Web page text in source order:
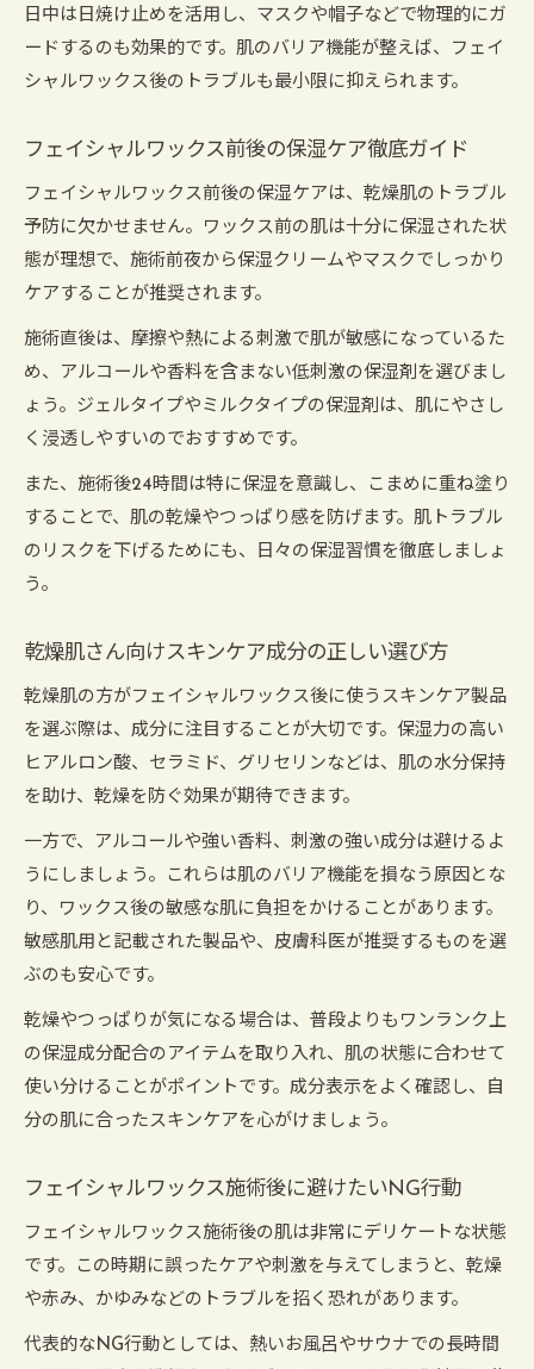
日中は日焼け止めを活用し、マスクや帽子などで物理的にガ
ードするのも効果的です。肌のバリア機能が整えば、フェイ
シャルワックス後のトラブルも最小限に抑えられます。
フェイシャルワックス前後の保湿ケア徹底ガイド
フェイシャルワックス前後の保湿ケアは、乾燥肌のトラブル
予防に欠かせません。ワックス前の肌は十分に保湿された状
態が理想で、施術前夜から保湿クリームやマスクでしっかり
ケアすることが推奨されます。
施術直後は、摩擦や熱による刺激で肌が敏感になっているた
め、アルコールや香料を含まない低刺激の保湿剤を選びまし
ょう。ジェルタイプやミルクタイプの保湿剤は、肌にやさし
く浸透しやすいのでおすすめです。
また、施術後24時間は特に保湿を意識し、こまめに重ね塗り
することで、肌の乾燥やつっぱり感を防げます。肌トラブル
のリスクを下げるためにも、日々の保湿習慣を徹底しましょ
う。
乾燥肌さん向けスキンケア成分の正しい選び方
乾燥肌の方がフェイシャルワックス後に使うスキンケア製品
を選ぶ際は、成分に注目することが大切です。保湿力の高い
ヒアルロン酸、セラミド、グリセリンなどは、肌の水分保持
を助け、乾燥を防ぐ効果が期待できます。
一方で、アルコールや強い香料、刺激の強い成分は避けるよ
うにしましょう。これらは肌のバリア機能を損なう原因とな
り、ワックス後の敏感な肌に負担をかけることがあります。
敏感肌用と記載された製品や、皮膚科医が推奨するものを選
ぶのも安心です。
乾燥やつっぱりが気になる場合は、普段よりもワンランク上
の保湿成分配合のアイテムを取り入れ、肌の状態に合わせて
使い分けることがポイントです。成分表示をよく確認し、自
分の肌に合ったスキンケアを心がけましょう。
フェイシャルワックス施術後に避けたいNG行動
フェイシャルワックス施術後の肌は非常にデリケートな状態
です。この時期に誤ったケアや刺激を与えてしまうと、乾燥
や赤み、かゆみなどのトラブルを招く恐れがあります。
代表的なNG行動としては、熱いお風呂やサウナでの長時間